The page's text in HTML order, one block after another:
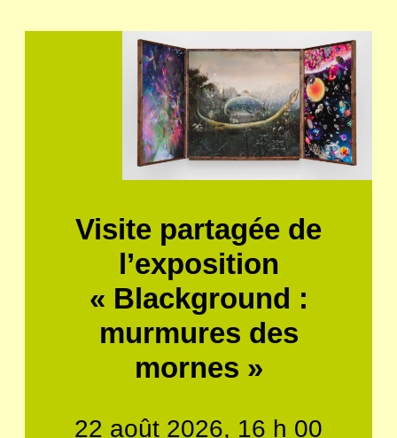
Visite partagée de
l’exposition
« Blackground :
murmures des
mornes »
22 août 2026, 16 h 00